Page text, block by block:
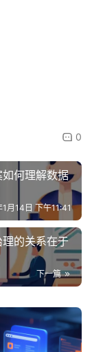
0
何理解数据
月14日 下午11:41
的关系在于
下一篇